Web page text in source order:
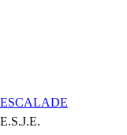
ESCALADE
E.S.J.E.